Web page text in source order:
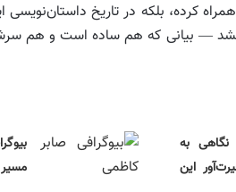
کرده، بلکه در تاریخ
— بیانی که هم ساده است و هم
نگاهی به
این